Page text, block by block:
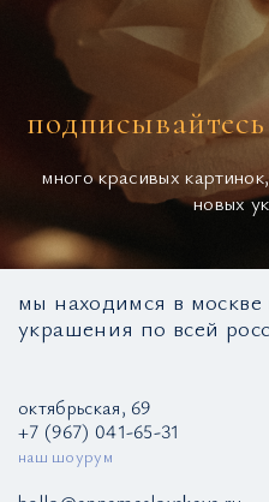
много красивых
новых
мы находимся в москве
украшения по всей
октябрьская, 69
+7 (967) 041-65-31
наш шоурум